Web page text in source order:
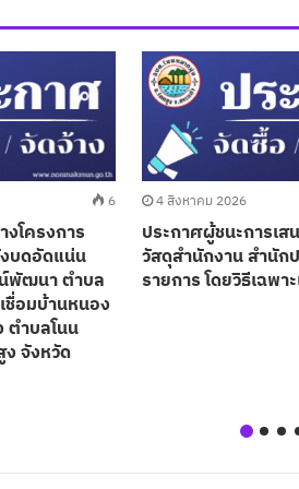
6
งโครงการ
บดอัดแน่น
พัฒนา ตำบล
ชื่อมบ้านหนอง
ตำบลโนน
ง จังหวัด
4 สิงหาคม 2026
ประกาศผู้ชนะการเส
วัสดุสำนักงาน สำนัก
รายการ โดยวิธีเฉพาะ